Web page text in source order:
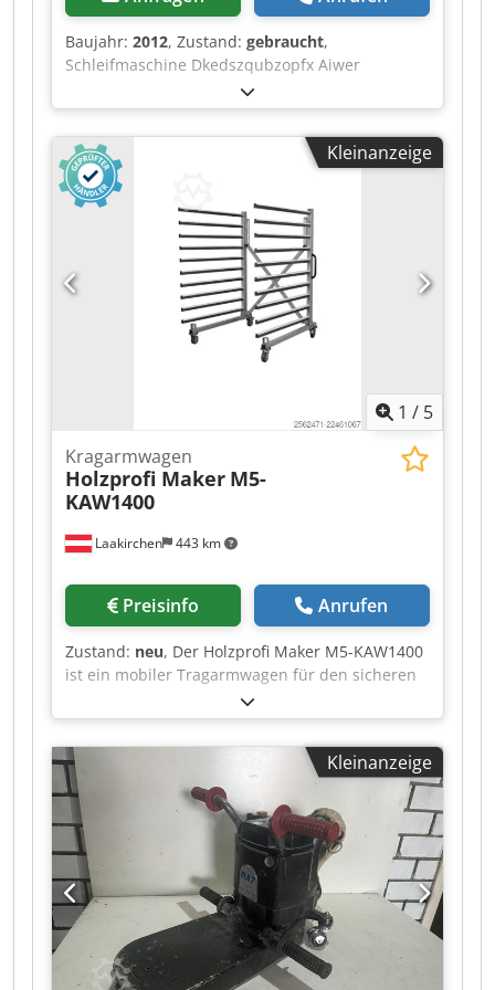
Baujahr: 2012, Zustand: gebraucht,
Schleifmaschine Dkedszqubzopfx Aiwer
Kleinanzeige
1 / 5
Laakirchen 443 km
Kragarmwagen
Holzprofi Maker M5-
KAW1400
Preisinfo Anrufen
Zustand: neu, Der Holzprofi Maker M5-KAW1400
ist ein mobiler Tragarmwagen für den sicheren
Transport und die strukturierte Lagerung von
Platten, Latten und anderen Bauteilen. Auch
nach Lackierarbeiten lassen sich Werkstücke
übersichtlich ablegen, sodass sie kontrolliert
trocknen können. Die Wagenbreite ist von 300
bis 1250 mm verstellbar und passt sich damit
flexibel an unterschiedliche Werkstückgrößen
an. Mit zehn Fächern und einer großzügigen
Fachtiefe von 1395 mm bietet der TAW140 viel
Platz für lange oder großformatige Werkstücke.
Der Abstand von 120 mm zwischen den Ebenen
sorgt für eine gute Luftzirkulation und
erleichtert den Zugriff auf einzelne Teile. Die
Kleinanzeige